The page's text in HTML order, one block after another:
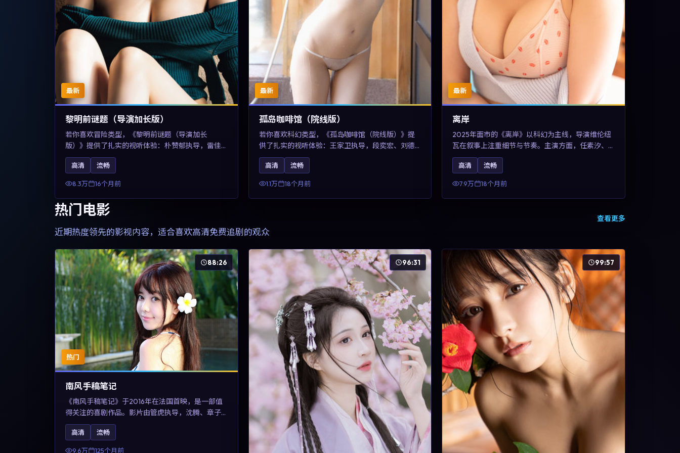
最新
黎明前谜题（导演加长版）
若你喜欢冒险类型，《黎明前谜题（导演加长
版）》提供了扎实的视听体验：朴赞郁执导，雷佳
音、佛罗伦斯·珀与章子怡共同演绎。影片2025年于
美国上映，内容在有限空间内完成高密度的戏剧冲
突，关键词包含高清流畅、人物关系与情节反转，
高清 流畅
8.3万 16个月前
最新
孤岛咖啡馆（院线版）
若你喜欢科幻类型，《孤岛咖啡馆（院线版）》提
供了扎实的视听体验：王家卫执导，段奕宏、刘德
华与任素汐共同演绎。影片2025年于中国台湾上
映，内容用冷峻镜头语言观察城市夜间的孤独，关
键词包含高清流畅、人物关系与情节反转，适合检
高清 流畅
1.1万 18个月前
最新
离岸
2025年面市的《离岸》以科幻为主线，导演维伦纽
瓦在叙事上注重细节与节奏。主演方面，任素汐、
王凯与甄子丹的表演为角色增添层次。故事把东方
美学与类型节奏做本土化融合，可作为德国影视爱
好者的高清观影选择。
高清 流畅
7.9万 18个月前
热门电影
近期热度领先的影视内容，适合喜欢高清免费追剧的观众
查看更多
热门
88:26
南风手稿笔记
《南风手稿笔记》于2016年在法国首映，是一部值
得关注的喜剧作品。影片由管虎执导，沈腾、章子
怡与张震领衔出演。剧情通过回忆与现实交错呈现
记忆的可塑性，整体完成度高，适合希望了解法国
喜剧类型创作的观众在线观看。
高清 流畅
9.6万 125个月前
96:31 99:57